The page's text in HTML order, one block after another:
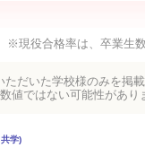
※現役合格率は、卒業生
だいた学校様のみを掲
値ではない可能性があり
学)